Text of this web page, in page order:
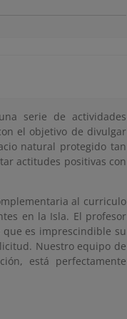
serie de actividades
el objetivo de divulgar
natural protegido tan
actitudes positivas con
al curriculo
en la Isla. El profesor
es imprescindible su
Nuestro equipo de
está perfectamente